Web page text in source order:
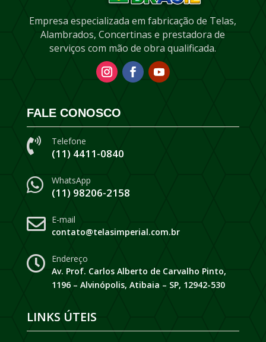
Empresa especializada em fabricação de Telas,
Alambrados, Concertinas e prestadora de
serviços com mão de obra qualificada.
FALE CONOSCO
 Telefone
(11) 4411-0840
 WhatsApp
(11) 98206-2158
 E-mail
contato@telasimperial.com.br

Endereço
Av. Prof. Carlos Alberto de Carvalho Pinto,
1196 – Alvinópolis, Atibaia – SP, 12942-530
LINKS ÚTEIS